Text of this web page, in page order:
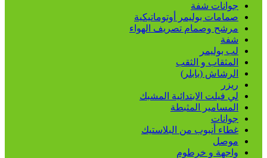
جوانات شفة
صمامات بوليمر أوتوماتيكية
مرشح وصمام تصريف الهواء
شفة
لب بوليمر
المثقاب و الثقب
الرشاش (بابلر)
ريزر
لي فيلت الابتدائية المشبك
المسامير المثبطة
جوانات
غطاء أنبوب من البلاستيك
موصل
واجهة و خرطوم